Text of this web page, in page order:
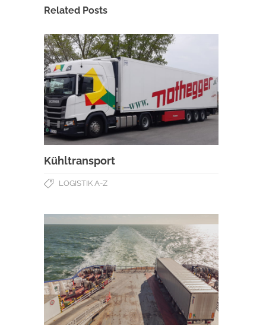
Related Posts
Kühltransport
LOGISTIK A-Z